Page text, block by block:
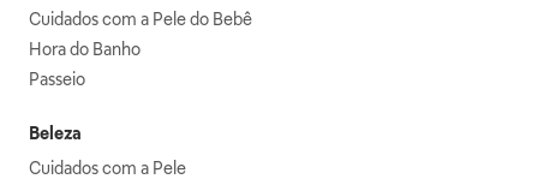
Cuidados com a Pele do Bebê
Hora do Banho
Passeio
Beleza
Cuidados com a Pele